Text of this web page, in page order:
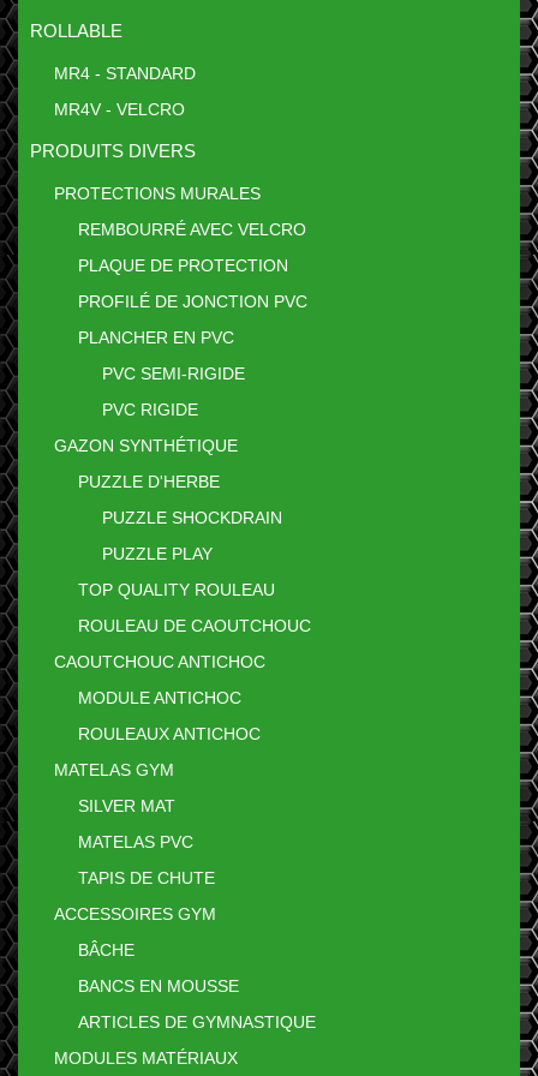
ROLLABLE
MR4 - STANDARD
MR4V - VELCRO
PRODUITS DIVERS
PROTECTIONS MURALES
REMBOURRÉ AVEC VELCRO
PLAQUE DE PROTECTION
PROFILÉ DE JONCTION PVC
PLANCHER EN PVC
PVC SEMI-RIGIDE
PVC RIGIDE
GAZON SYNTHÉTIQUE
PUZZLE D'HERBE
PUZZLE SHOCKDRAIN
PUZZLE PLAY
TOP QUALITY ROULEAU
ROULEAU DE CAOUTCHOUC
CAOUTCHOUC ANTICHOC
MODULE ANTICHOC
ROULEAUX ANTICHOC
MATELAS GYM
SILVER MAT
MATELAS PVC
TAPIS DE CHUTE
ACCESSOIRES GYM
BÂCHE
BANCS EN MOUSSE
ARTICLES DE GYMNASTIQUE
MODULES MATÉRIAUX